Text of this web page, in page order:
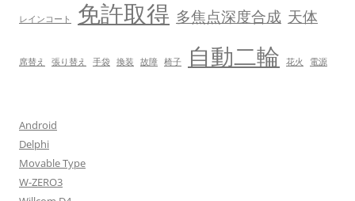
レインコート 免許取得 多焦点深度合成 天体
席替え 張り替え 手袋 換装 故障 椅子 自動二輪 花火 電源
Android
Delphi
Movable Type
W-ZERO3